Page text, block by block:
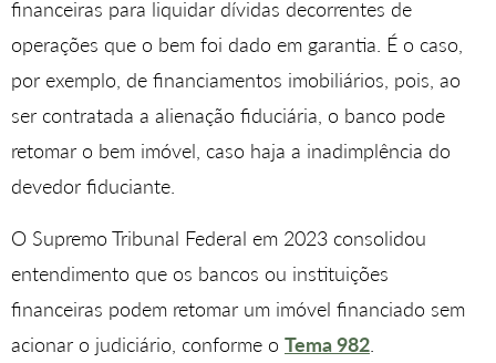
financeiras para liquidar dívidas decorrentes de
operações que o bem foi dado em garantia. É o caso,
por exemplo, de financiamentos imobiliários, pois, ao
ser contratada a alienação fiduciária, o banco pode
retomar o bem imóvel, caso haja a inadimplência do
devedor fiduciante.
O Supremo Tribunal Federal em 2023 consolidou
entendimento que os bancos ou instituições
financeiras podem retomar um imóvel financiado sem
acionar o judiciário, conforme o Tema 982